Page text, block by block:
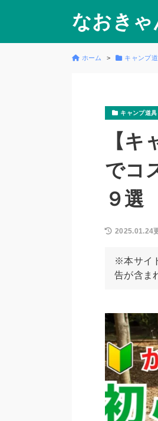
なおきゃ
ホーム キャンプ
キャンプ道具
【
でコ
９選
2025.01.24
※本サイ
告が含ま